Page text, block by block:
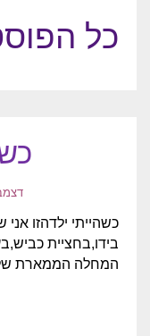
כל
דצמבר
כשהייתי ילדהזו
בידו,בחציית
המחלה הממארת של